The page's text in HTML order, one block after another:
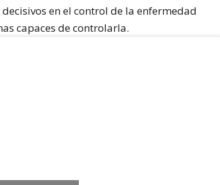
en el control de la enfermedad
capaces de controlarla.